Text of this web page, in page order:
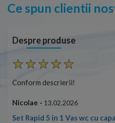
Ce spun clientii
Despre produse
Conform descrierii!
Nicolae - 13.02.2026
Set Rapid 5 in 1 Vas wc cu